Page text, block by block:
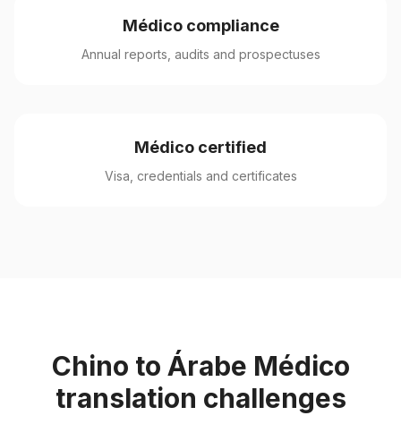
Médico compliance
Annual reports, audits and prospectuses
Médico certified
Visa, credentials and certificates
Chino to Árabe Médico
translation challenges